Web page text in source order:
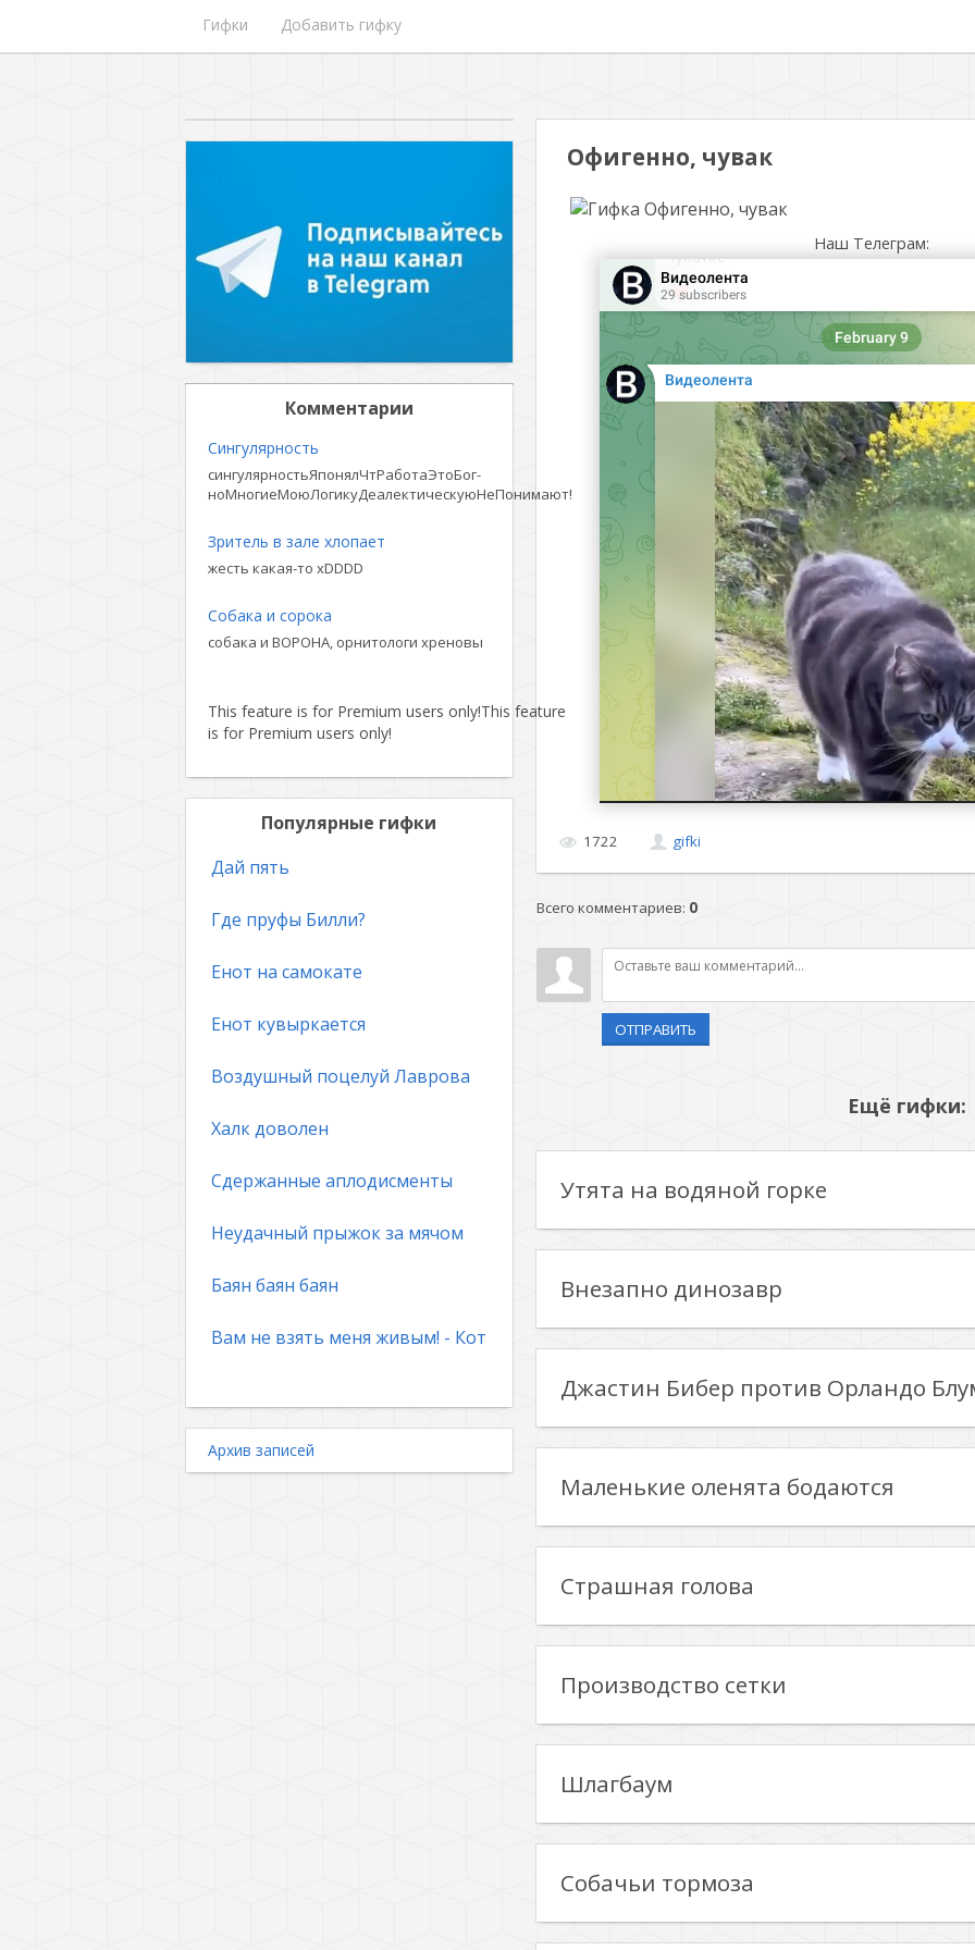
Гифки Добавить гифку
Офигенно, чувак
Наш Телеграм:
1722 gifki
Всего комментариев: 0
ОТПРАВИТЬ
Ещё гифки:
Утята на водяной горке
Внезапно динозавр
Джастин Бибер против Орландо
Маленькие оленята бодаются
Страшная голова
Производство сетки
Шлагбаум
Собачьи тормоза
Комментарии
Сингулярность
сингулярностьЯпонялЧтРаботаЭтоБог-
ноМногиеМоюЛогикуДеалектическуюНеПонимают!
Зритель в зале хлопает
жесть какая-то xDDDD
Собака и сорока
собака и ВОРОНА, орнитологи хреновы
This feature is for Premium users only!This feature
is for Premium users only!
Популярные гифки
Дай пять
Где пруфы Билли?
Енот на самокате
Енот кувыркается
Воздушный поцелуй Лаврова
Халк доволен
Сдержанные аплодисменты
Неудачный прыжок за мячом
Баян баян баян
Вам не взять меня живым! - Кот
Архив записей